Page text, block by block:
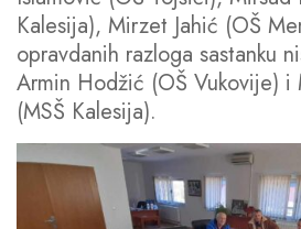
Kalesija), Mirzet Jahić (OŠ
opravdanih razloga sastanku
Armin Hodžić (OŠ Vukovije) i
(MSŠ Kalesija).